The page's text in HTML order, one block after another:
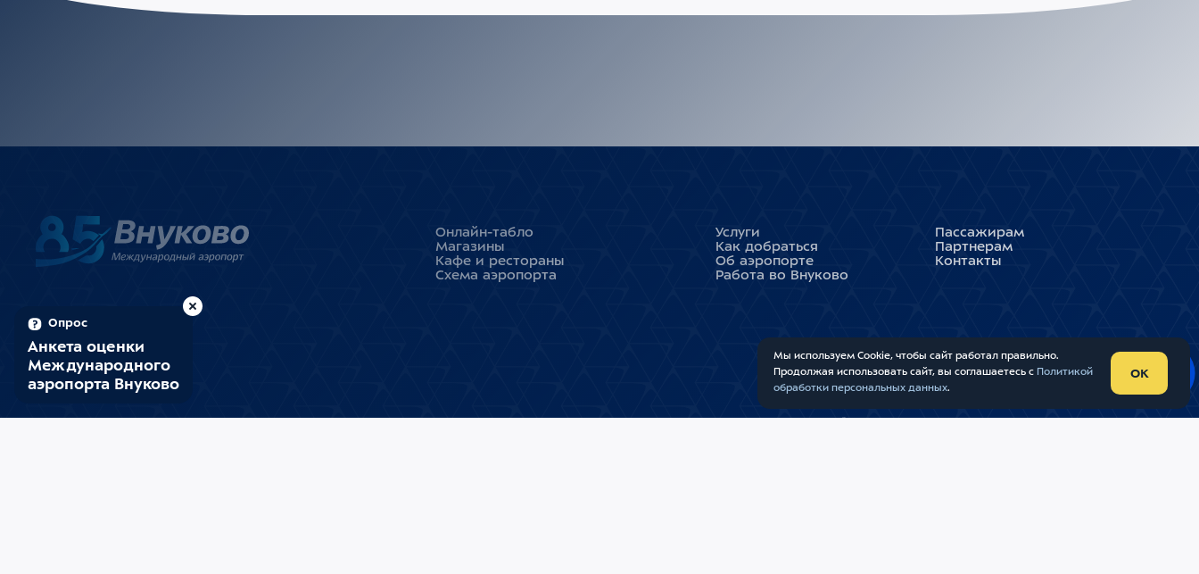
Онлайн-табло
Магазины
Кафе и рестораны
Схема аэропорта
Услуги
Как добраться
Об аэропорте
Работа во Внуково
Пассажирам
Партнерам
Контакты
Мы используем Cookie, чтобы сайт работал правильно.
Продолжая использовать сайт, вы соглашаетесь с
Политикой
обработки персональных данных.
OK
Опрос
Анкета оценки
Международного
аэропорта Внуково